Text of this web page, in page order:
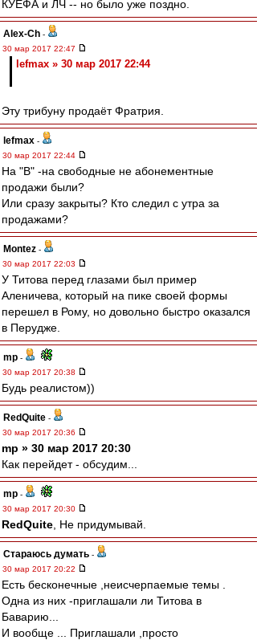
КУЕФА и ЛЧ -- но было уже поздно.
Alex-Ch -
30 мар 2017 22:47
lefmax » 30 мар 2017 22:44
Эту трибуну продаёт Фратрия.
lefmax -
30 мар 2017 22:44
На "В" -на свободные не абонементные
продажи были?
Или сразу закрыты? Кто следил с утра за
продажами?
Montez -
30 мар 2017 22:03
У Титова перед глазами был пример
Аленичева, который на пике своей формы
перешел в Рому, но довольно быстро оказался
в Перудже.
mp -
30 мар 2017 20:38
Будь реалистом))
RedQuite -
30 мар 2017 20:36
mp » 30 мар 2017 20:30
Как перейдет - обсудим...
mp -
30 мар 2017 20:30
RedQuite , Не придумывай.
Стараюсь думать -
30 мар 2017 20:22
Есть бесконечные ,неисчерпаемые темы .
Одна из них -приглашали ли Титова в
Баварию...
И вообще ... Приглашали ,просто